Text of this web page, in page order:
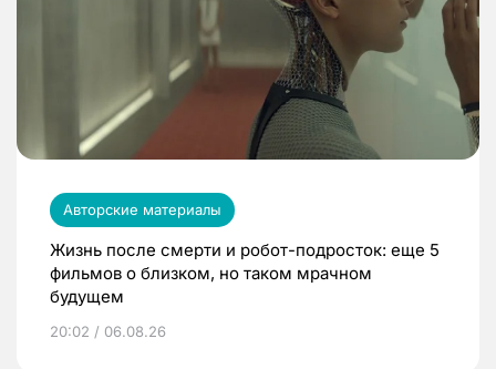
Авторские материалы
Жизнь после смерти и робот-подросток: еще 5
фильмов о близком, но таком мрачном
будущем
20:02 / 06.08.26